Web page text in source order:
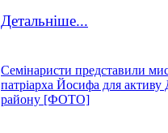
Детальніше...
Семінаристи представили
патріарха Йосифа для активу
району [ФОТО]